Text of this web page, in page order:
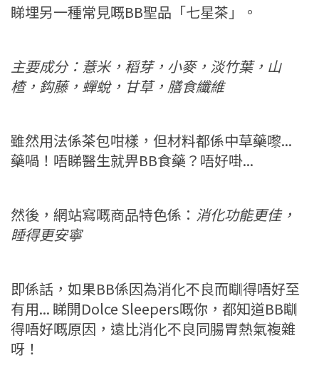
睇埋另一種常見嘅BB聖品「七星茶」。
主要成分：薏米，稻芽，小麥，淡竹葉，山
楂，鈎藤，蟬蛻，甘草，膳食纖維
雖然用法係茶包咁樣，但材料都係中草藥嚟...
藥喎！唔睇醫生就畀BB食藥？唔好啩...
然後，網站寫嘅商品特色係： 消化功能更佳，
睡得更安寧
即係話，如果BB係因為消化不良而瞓得唔好至
有用... 睇開Dolce Sleepers嘅你，都知道BB瞓
得唔好嘅原因，遠比消化不良同腸胃熱氣複雜
呀！